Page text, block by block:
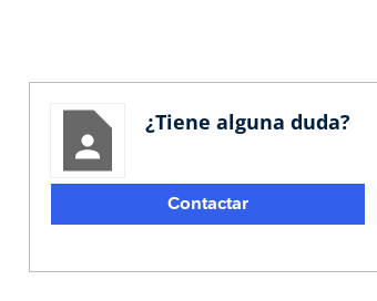
¿Tiene alguna duda?
Contactar